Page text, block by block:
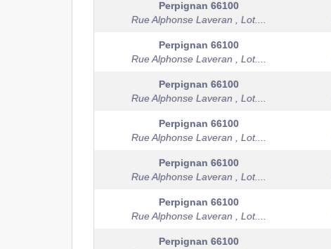
Perpignan 66100
Rue Alphonse Laveran , Lot....
Perpignan 66100
Rue Alphonse Laveran , Lot....
Perpignan 66100
Rue Alphonse Laveran , Lot....
Perpignan 66100
Rue Alphonse Laveran , Lot....
Perpignan 66100
Rue Alphonse Laveran , Lot....
Perpignan 66100
Rue Alphonse Laveran , Lot....
Perpignan 66100